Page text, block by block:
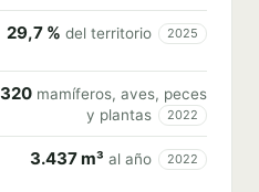
29,7 % del territorio 2025
320 mamíferos, aves, peces
y plantas
2022
3.437 m³ al año 2022